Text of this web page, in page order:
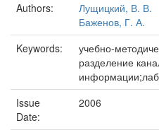
Authors:
Лущицкий, В. В.
Баженов, Г. А.
Keywords:
учебно-
разделение
Issue
Date:
2006